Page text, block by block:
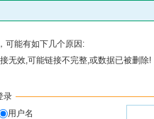
可能有如下几个原因:
无效,可能链接不完整,或数据已被删除!
录
用户名